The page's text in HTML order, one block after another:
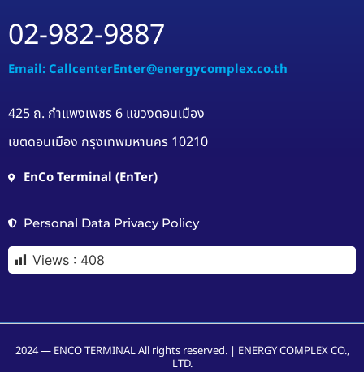
02-982-9887
Email: CallcenterEnter@energycomplex.co.th
425 ถ. กำแพงเพชร 6 แขวงดอนเมือง
เขตดอนเมือง กรุงเทพมหานคร 10210
EnCo Terminal (EnTer)
Personal Data Privacy Policy
Views : 408
2024 — ENCO TERMINAL All rights reserved. | ENERGY COMPLEX CO.,
LTD.